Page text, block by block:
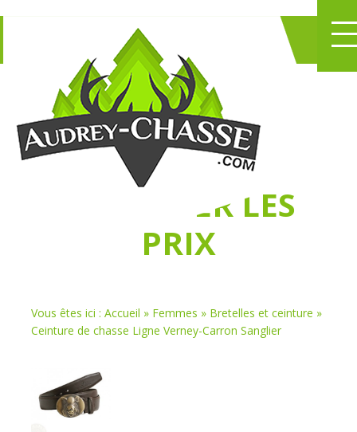
NE PERDEZ PLUS
DE TEMPS
CHASSER LES
PRIX
Vous êtes ici : Accueil » Femmes » Bretelles et ceinture »
Ceinture de chasse Ligne Verney-Carron Sanglier